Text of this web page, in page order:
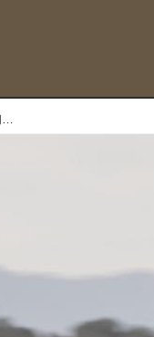
トライアンフ、モトクロッサーの旗艦「TF 450-X」を世界初発表